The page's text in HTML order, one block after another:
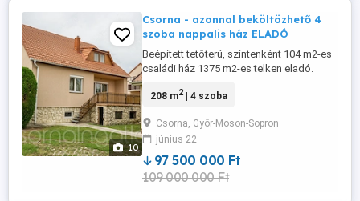
10
Csorna - azonnal beköltözhető 4
szoba nappalis ház ELADÓ
Beépített tetőterű, szintenként 104 m2-es
családi ház 1375 m2-es telken eladó.
parkosított telken. HELYISÉGEK: Földszint:
fürdő, külön helyiségben a toalett -
közlekedő - pincelejáró - 12 m2-es
udvarra néző terasz (alatta tároló) Garázs:
- ...
208 m2| 4 szoba
Csorna, Győr-Moson-Sopron
június 22
97 500 000 Ft
109 000 000 Ft